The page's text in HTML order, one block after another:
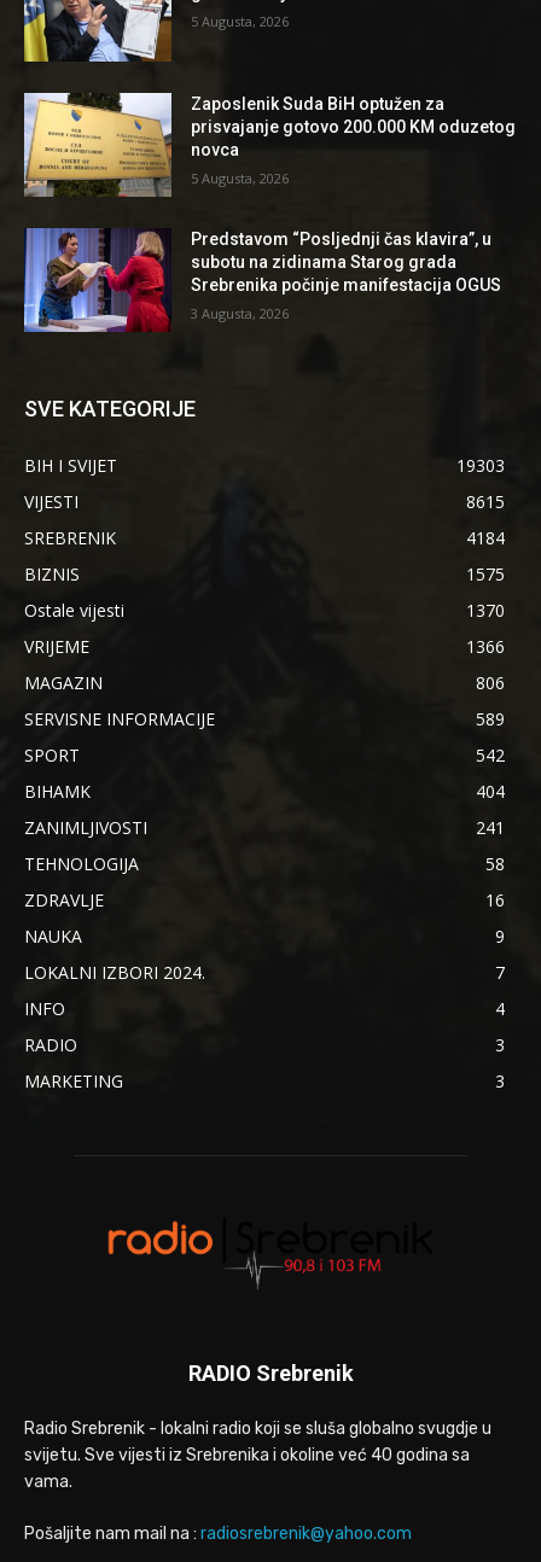
5 Augusta, 2026
Zaposlenik Suda BiH optužen za
prisvajanje gotovo 200.000 KM oduzetog
novca
5 Augusta, 2026
Predstavom “Posljednji čas klavira”, u
subotu na zidinama Starog grada
Srebrenika počinje manifestacija OGUS
3 Augusta, 2026
SVE KATEGORIJE
BIH I SVIJET
19303
VIJESTI
8615
SREBRENIK
4184
BIZNIS
1575
Ostale vijesti
1370
VRIJEME
1366
MAGAZIN
806
SERVISNE INFORMACIJE
589
SPORT
542
BIHAMK
404
ZANIMLJIVOSTI
241
TEHNOLOGIJA
58
ZDRAVLJE
16
NAUKA
9
LOKALNI IZBORI 2024.
7
INFO
4
RADIO
3
MARKETING
3
RADIO Srebrenik
Radio Srebrenik - lokalni radio koji se sluša globalno svugdje u
svijetu. Sve vijesti iz Srebrenika i okoline već 40 godina sa
vama.
Pošaljite nam mail na : radiosrebrenik@yahoo.com